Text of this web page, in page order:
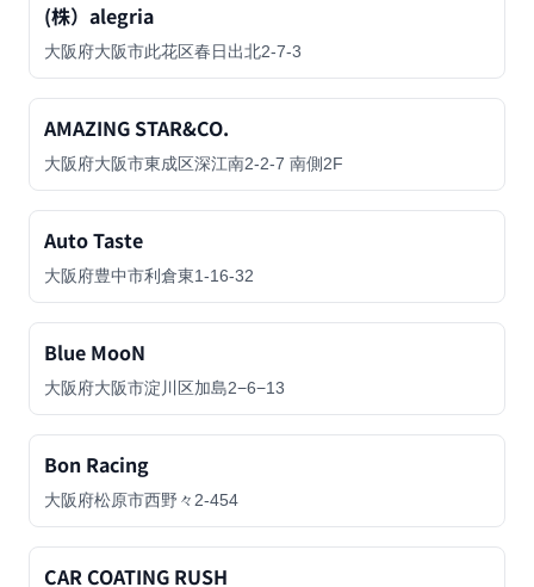
(株）alegria
大阪府大阪市此花区春日出北2-7-3
AMAZING STAR&CO.
大阪府大阪市東成区深江南2-2-7 南側2F
Auto Taste
大阪府豊中市利倉東1-16-32
Blue MooN
大阪府大阪市淀川区加島2−6−13
Bon Racing
大阪府松原市西野々2-454
CAR COATING RUSH